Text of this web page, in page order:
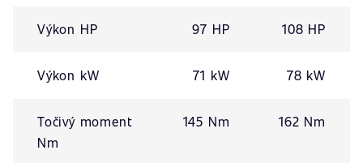
Výkon HP 97 HP 108 HP
Výkon kW 71 kW 78 kW
Točivý moment
Nm
145 Nm 162 Nm